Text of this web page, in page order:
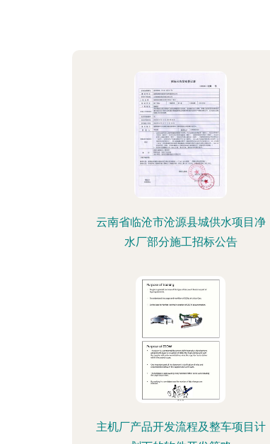
云南省临沧市沧源县城供水项目净
水厂部分施工招标公告
主机厂产品开发流程及整车项目计